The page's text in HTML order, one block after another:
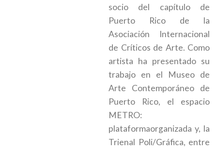
socio del capítulo de
Puerto Rico de la
Asociación Internacional
de Críticos de Arte. Como
artista ha presentado su
trabajo en el Museo de
Arte Contemporáneo de
Puerto Rico, el espacio
METRO:
plataformaorganizada y, la
Trienal Poli/Gráfica, entre